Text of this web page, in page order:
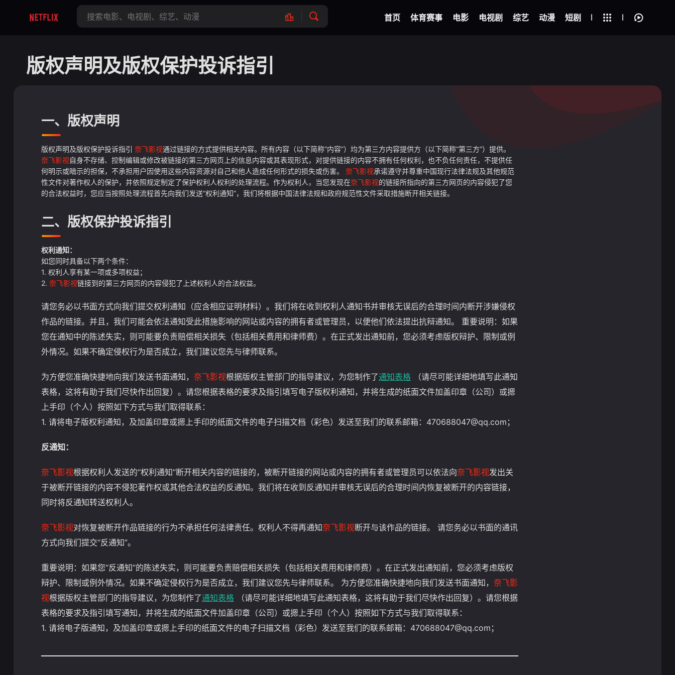
首页 体育赛事 电影 电视剧 综艺 动漫 短剧
马泰剧 国产剧
版权声明及版权保护投诉指引
一、版权声明
版权声明及版权保护投诉指引 奈飞影视通过链接的方式提供相关内容。所有内容（以下简称“内容”）均为第三方内容提供方（以下简称“第三方”）提供。
奈飞影视自身不存储、控制编辑或修改被链接的第三方网页上的信息内容或其表现形式，对提供链接的内容不拥有任何权利，也不负任何责任，不提供任
何明示或暗示的担保，不承担用户因使用这些内容资源对自己和他人造成任何形式的损失或伤害。 奈飞影视承诺遵守并尊重中国现行法律法规及其他规范
性文件对著作权人的保护，并依照规定制定了保护权利人权利的处理流程。作为权利人，当您发现在奈飞影视的链接所指向的第三方网页的内容侵犯了您
的合法权益时，您应当按照处理流程首先向我们发送“权利通知”，我们将根据中国法律法规和政府规范性文件采取措施断开相关链接。
二、版权保护投诉指引
权利通知：
如您同时具备以下两个条件：
1. 权利人享有某一项或多项权益；
2. 奈飞影视链接到的第三方网页的内容侵犯了上述权利人的合法权益。
请您务必以书面方式向我们提交权利通知（应含相应证明材料）。我们将在收到权利人通知书并审核无误后的合理时间内断开涉嫌侵权
作品的链接。并且，我们可能会依法通知受此措施影响的网站或内容的拥有者或管理员，以便他们依法提出抗辩通知。 重要说明：如果
您在通知中的陈述失实，则可能要负责赔偿相关损失（包括相关费用和律师费）。在正式发出通知前，您必须考虑版权辩护、限制或例
外情况。如果不确定侵权行为是否成立，我们建议您先与律师联系。
为方便您准确快捷地向我们发送书面通知， 奈飞影视根据版权主管部门的指导建议，为您制作了通知表格 （请尽可能详细地填写此通知
表格，这将有助于我们尽快作出回复）。请您根据表格的要求及指引填写电子版权利通知，并将生成的纸面文件加盖印章（公司）或摁
上手印（个人）按照如下方式与我们取得联系：
1. 请将电子版权利通知，及加盖印章或摁上手印的纸面文件的电子扫描文档（彩色）发送至我们的联系邮箱： 470688047@qq.com ；
反通知：
奈飞影视根据权利人发送的“权利通知”断开相关内容的链接的，被断开链接的网站或内容的拥有者或管理员可以依法向奈飞影视发出关
于被断开链接的内容不侵犯著作权或其他合法权益的反通知。我们将在收到反通知并审核无误后的合理时间内恢复被断开的内容链接，
同时将反通知转送权利人。
奈飞影视对恢复被断开作品链接的行为不承担任何法律责任。权利人不得再通知奈飞影视断开与该作品的链接。 请您务必以书面的通讯
方式向我们提交“反通知”。
重要说明：如果您“反通知”的陈述失实，则可能要负责赔偿相关损失（包括相关费用和律师费）。在正式发出通知前，您必须考虑版权
辩护、限制或例外情况。如果不确定侵权行为是否成立，我们建议您先与律师联系。 为方便您准确快捷地向我们发送书面通知， 奈飞影
视根据版权主管部门的指导建议，为您制作了通知表格 （请尽可能详细地填写此通知表格，这将有助于我们尽快作出回复）。请您根据
表格的要求及指引填写通知，并将生成的纸面文件加盖印章（公司）或摁上手印（个人）按照如下方式与我们取得联系：
1. 请将电子版通知，及加盖印章或摁上手印的纸面文件的电子扫描文档（彩色）发送至我们的联系邮箱： 470688047@qq.com ；